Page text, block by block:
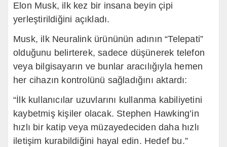
Elon Musk, ilk kez bir insana beyin çipi
yerleştirildiğini açıkladı.
Musk, ilk Neuralink ürününün adının “Telepati”
olduğunu belirterek, sadece düşünerek telefon
veya bilgisayarın ve bunlar aracılığıyla hemen
her cihazın kontrolünü sağladığını aktardı:
“İlk kullanıcılar uzuvlarını kullanma kabiliyetini
kaybetmiş kişiler olacak. Stephen Hawking’in
hızlı bir katip veya müzayedeciden daha hızlı
iletişim kurabildiğini hayal edin. Hedef bu.”